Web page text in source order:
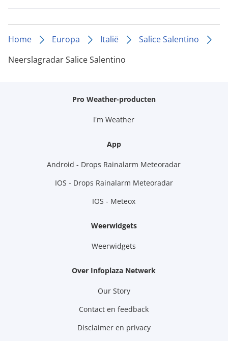
Home Europa Italië
Salice Salentino
Neerslagradar Salice Salentino
Pro Weather-producten
I'm Weather
App
Android - Drops Rainalarm Meteoradar
IOS - Drops Rainalarm Meteoradar
IOS - Meteox
Weerwidgets
Weerwidgets
Over Infoplaza Netwerk
Our Story
Contact en feedback
Disclaimer en privacy